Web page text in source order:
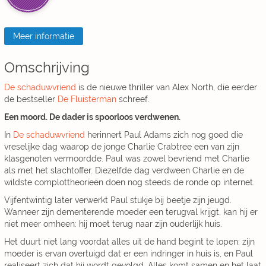
Meer informatie
Omschrijving
De schaduwvriend is de nieuwe thriller van Alex North, die eerder
de bestseller De Fluisterman schreef.
Een moord. De dader is spoorloos verdwenen.
In De schaduwvriend herinnert Paul Adams zich nog goed die
vreselijke dag waarop de jonge Charlie Crabtree een van zijn
klasgenoten vermoordde. Paul was zowel bevriend met Charlie
als met het slachtoffer. Diezelfde dag verdween Charlie en de
wildste complottheorieën doen nog steeds de ronde op internet.
Vijfentwintig later verwerkt Paul stukje bij beetje zijn jeugd.
Wanneer zijn dementerende moeder een terugval krijgt, kan hij er
niet meer omheen: hij moet terug naar zijn ouderlijk huis.
Het duurt niet lang voordat alles uit de hand begint te lopen: zijn
moeder is ervan overtuigd dat er een indringer in huis is, en Paul